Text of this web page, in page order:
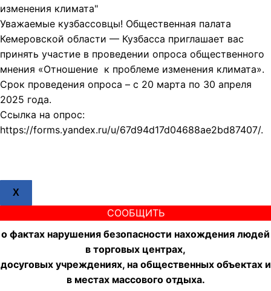
изменения климата"
Уважаемые кузбассовцы! Общественная палата
Кемеровской области — Кузбасса приглашает вас
принять участие в проведении опроса общественного
мнения «Отношение к проблеме изменения климата».
Срок проведения опроса – с 20 марта по 30 апреля
2025 года.
Ссылка на опрос:
https://forms.yandex.ru/u/67d94d17d04688ae2bd87407/.
X
СООБЩИТЬ
о фактах нарушения безопасности нахождения людей
в торговых центрах,
досуговых учреждениях, на общественных объектах и
в местах массового отдыха.